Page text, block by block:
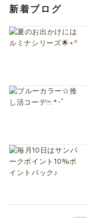
新着ブログ